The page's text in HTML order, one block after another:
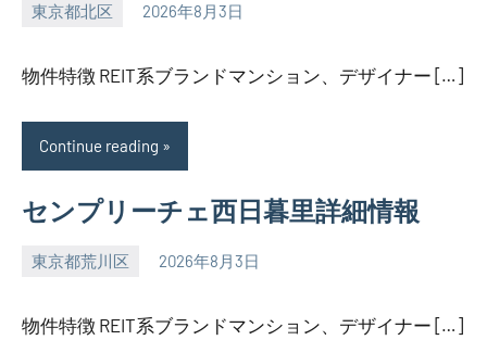
東京都北区 2026年8月3日
SEZIMO
物件特徴 REIT系ブランドマンション、デザイナー […]
Continue reading
センプリーチェ西日暮里詳細情報
東京都荒川区 2026年8月3日
SEZIMO
物件特徴 REIT系ブランドマンション、デザイナー […]